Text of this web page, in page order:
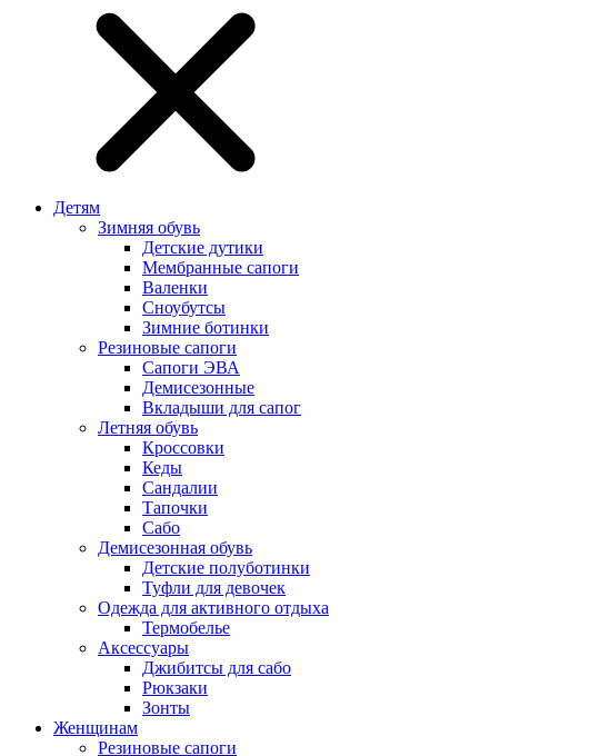
Детям
Зимняя обувь
Детские дутики
Мембранные сапоги
Валенки
Сноубутсы
Зимние ботинки
Резиновые сапоги
Сапоги ЭВА
Демисезонные
Вкладыши для сапог
Летняя обувь
Кроссовки
Кеды
Сандалии
Тапочки
Сабо
Демисезонная обувь
Детские полуботинки
Туфли для девочек
Одежда для активного отдыха
Термобелье
Аксессуары
Джибитсы для сабо
Рюкзаки
Зонты
Женщинам
Резиновые сапоги